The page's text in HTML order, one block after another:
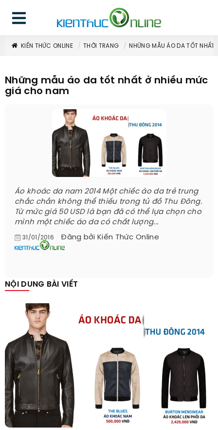
KIẾN THỨC ONLINE THỜI TRANG NHỮNG MẪU ÁO DA TỐT
Những mẫu áo da tốt nhất ở nhiều mức
giá cho nam
Áo khoác da nam 2014 Một chiếc áo da trẻ trung
chắc chắn không thể thiếu trong tủ đồ Thu Đông.
Từ mức giá 50 USD là bạn đã có thể lựa chọn cho
mình một chiếc áo da có chất lượng...
31/01/2016 Đăng bởi Kiến Thức Online
NỘI DUNG BÀI VIẾT